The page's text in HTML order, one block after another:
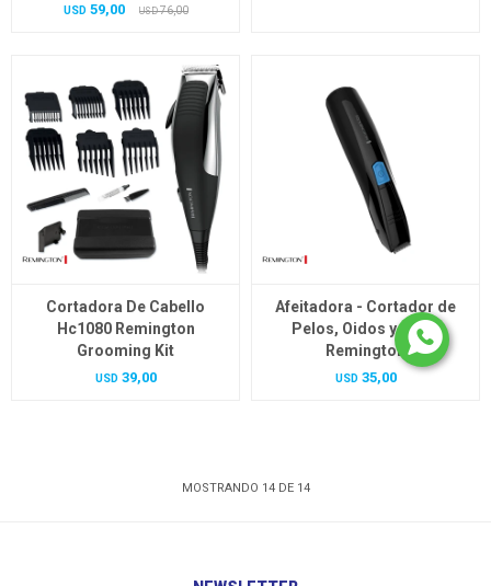
USD 59,00 USD 76,00
Cortadora De Cabello
Hc1080 Remington
Grooming Kit
USD 39,00
Afeitadora - Cortador de
Pelos, Oidos y Nariz
Remington
USD 35,00
MOSTRANDO 14DE 14